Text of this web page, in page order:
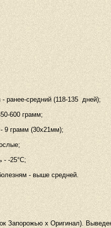
- ранее-средний (118-135 дней);
600 грамм;
9 грамм (30х21мм);
- -25°С;
- выше средней.
Запорожью х Оригинал).